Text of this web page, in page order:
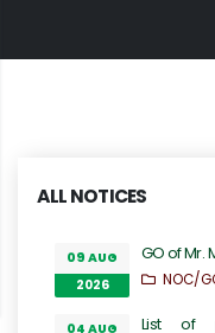
ALL NOTICES
09 AUG
2026
GO of Mr.
NOC/
04 AUG
List of